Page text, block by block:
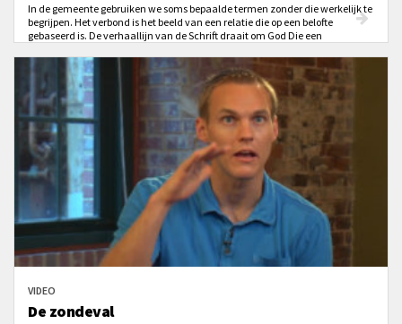
In de gemeente gebruiken we soms bepaalde termen zonder die werkelijk te
begrijpen. Het verbond is het beeld van een relatie die op een belofte
gebaseerd is. De verhaallijn van de Schrift draait om God Die een
jullie trouw zijn, Ik zal deze beloften houden.’ Daar is onze verhouding met
Christus op gebaseerd.
VIDEO
De zondeval